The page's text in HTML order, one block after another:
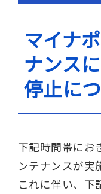
マイナ
ナンス
停止に
下記時間帯にお
ンテナンスが実
これに伴い、下